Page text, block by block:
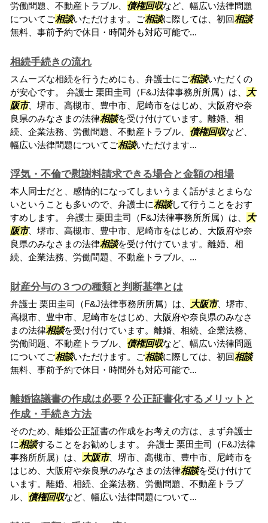
労働問題、不動産トラブル、 債権回収など、幅広い法律問題
についてご相談いただけます。ご相談に際しては、初回相談
無料、事前予約で休日・時間外も対応可能で...
相続手続きの流れ
スムーズな相続を行うためにも、弁護士にご相談いただくの
が安心です。 弁護士 栗田圭司（F&J法律事務所所属）は、
大
阪市、堺市、高槻市、豊中市、尼崎市をはじめ、大阪府や奈
良県のみなさまの法律相談を受け付けています。離婚、相
続、企業法務、労働問題、不動産トラブル、 債権回収など、
幅広い法律問題についてご相談いただけます...
浮気・不倫で慰謝料請求できる場合と金額の相場
本人同士だと、感情的になってしまいうまく話がまとまらな
いということも多いので、弁護士に相談して行うことをおす
すめします。 弁護士 栗田圭司（F&J法律事務所所属）は、
大
阪市、堺市、高槻市、豊中市、尼崎市をはじめ、大阪府や奈
良県のみなさまの法律相談を受け付けています。離婚、相
続、企業法務、労働問題、不動産トラブル、...
財産分与の３つの種類と判断基準とは
弁護士 栗田圭司（F&J法律事務所所属）は、 大阪市、堺市、
高槻市、豊中市、尼崎市をはじめ、大阪府や奈良県のみなさ
まの法律相談を受け付けています。離婚、相続、企業法務、
労働問題、不動産トラブル、 債権回収など、幅広い法律問題
についてご相談いただけます。ご相談に際しては、初回相談
無料、事前予約で休日・時間外も対応可能で...
離婚協議書の作成は必要？公正証書化するメリットと
作成・手続き方法
そのため、離婚公正証書の作成をお考えの方は、まず弁護士
に相談することをお勧めします。 弁護士 栗田圭司（F&J法律
事務所所属）は、
大阪市、堺市、高槻市、豊中市、尼崎市を
はじめ、大阪府や奈良県のみなさまの法律相談を受け付けて
います。離婚、相続、企業法務、労働問題、不動産トラブ
ル、 債権回収など、幅広い法律問題について...